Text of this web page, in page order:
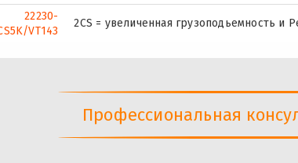
22230-
VT143
2CS = увеличенная грузоподьемность
Профессиональная